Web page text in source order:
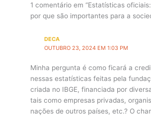
1 comentário em “Estatísticas
por que são importantes para a
DECA
OUTUBRO 23, 2024 EM 1:03 PM
Minha pergunta é como ficará a
nessas estatísticas feitas pela
criada no IBGE, financiada por
tais como empresas privadas,
nações de outros países, etc.? O